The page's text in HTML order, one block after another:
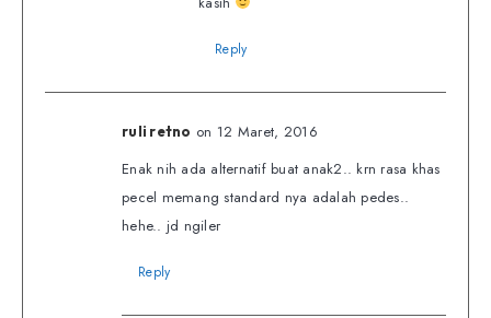
Reply
ruli retno on 12 Maret, 2016
Enak nih ada alternatif buat anak2.. krn rasa khas
pecel memang standard nya adalah pedes..
hehe.. jd ngiler
Reply